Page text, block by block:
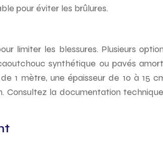
pour éviter les brûlures.
limiter les blessures. Plusieurs
synthétique ou pavés
1 mètre, une épaisseur de 10 à 15
Consultez la documentation